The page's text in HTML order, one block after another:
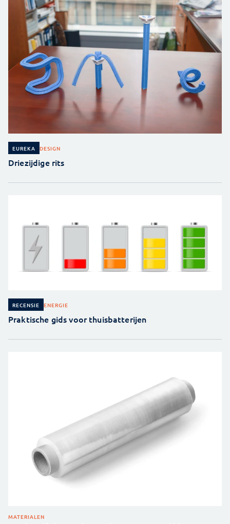
EUREKA DESIGN
Driezijdige rits
RECENSIE ENERGIE
Praktische gids voor thuisbatterijen
MATERIALEN